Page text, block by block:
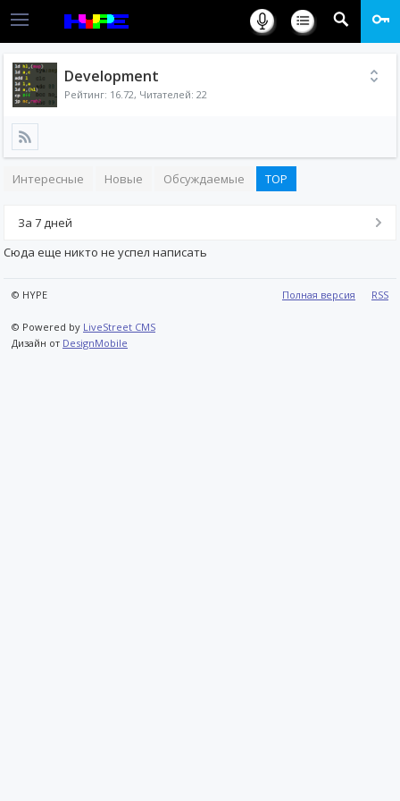
Development
Рейтинг: 16.72, Читателей: 22
Интересные Новые Обсуждаемые TOP
За 7 дней
Сюда еще никто не успел написать
Полная версия RSS
© HYPE
© Powered by LiveStreet CMS
Дизайн от DesignMobile